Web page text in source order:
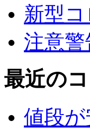
新型
注意警
最近の
値段